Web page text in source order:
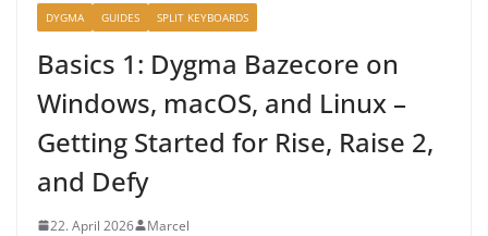
DYGMA GUIDES SPLIT KEYBOARDS
Basics 1: Dygma Bazecore on
Windows, macOS, and Linux –
Getting Started for Rise, Raise 2,
and Defy
22. April 2026 Marcel